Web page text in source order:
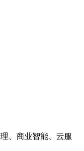
、商业智能、云服